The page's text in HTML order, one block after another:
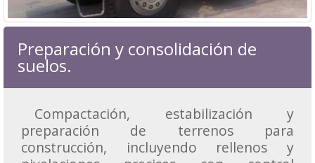
Preparación y consolidación de
suelos.
Compactación, estabilización y
preparación de terrenos para
construcción, incluyendo rellenos y